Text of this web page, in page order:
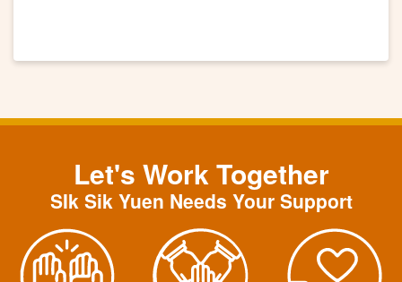
Let's Work Together
SIk Sik Yuen Needs Your Support